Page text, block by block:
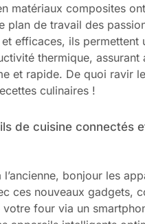
matériaux composites
plan de travail des
efficaces, ils permettent
thermique, assurant
et rapide. De quoi ravir
culinaires !
de cuisine connectés
l’ancienne, bonjour les
ces nouveaux gadgets,
four via un